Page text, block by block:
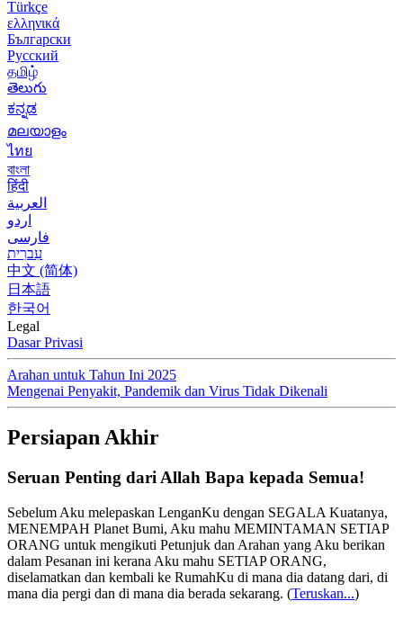
Türkçe
ελληνικά
Български
Русский
தமிழ்
తెలుగు
ಕನ್ನಡ
മലയാളം
ไทย
বাংলা
हिंदी
العربية
اردو
فارسی
עִברִית
中文 (简体)
日本語
한국어
Legal
Dasar Privasi
Arahan untuk Tahun Ini 2025
Mengenai Penyakit, Pandemik dan Virus Tidak Dikenali
Persiapan Akhir
Seruan Penting dari Allah Bapa kepada Semua!
Sebelum Aku melepaskan LenganKu dengan SEGALA Kuatanya,
MENEMPAH Planet Bumi, Aku mahu MEMINTAMAN SETIAP
ORANG untuk mengikuti Petunjuk dan Arahan yang Aku berikan
dalam Pesanan ini kerana Aku mahu SETIAP ORANG,
diselamatkan dan kembali ke RumahKu di mana dia datang dari, di
mana dia pergi dan di mana dia berada sekarang. (Teruskan...)